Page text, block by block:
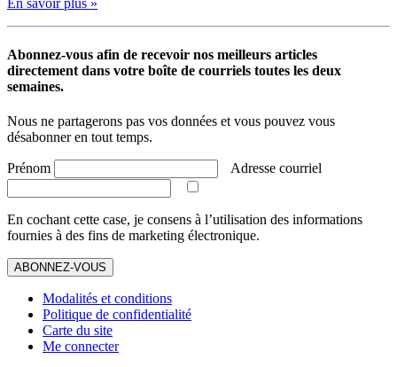
En savoir plus »
Abonnez-vous afin de recevoir nos meilleurs articles
directement dans votre boîte de courriels toutes les deux
semaines.
Nous ne partagerons pas vos données et vous pouvez vous
désabonner en tout temps.
Prénom Adresse courriel
En cochant cette case, je consens à l’utilisation des informations
fournies à des fins de marketing électronique.
ABONNEZ-VOUS
Modalités et conditions
Politique de confidentialité
Carte du site
Me connecter